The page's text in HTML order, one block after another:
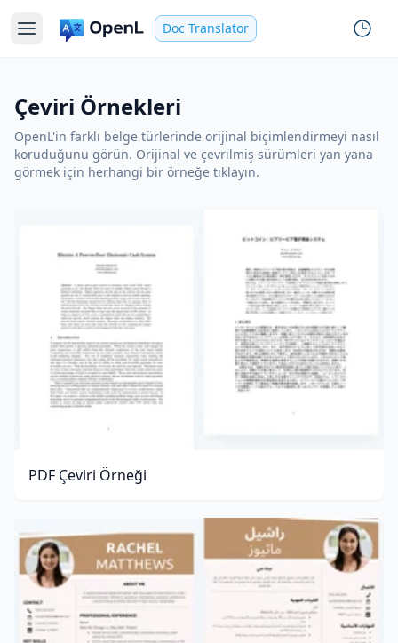
Doc Translator
Çeviri Örnekleri
OpenL'in farklı belge türlerinde orijinal biçimlendirmeyi nasıl
koruduğunu görün. Orijinal ve çevrilmiş sürümleri yan yana
görmek için herhangi bir örneğe tıklayın.
PDF Çeviri Örneği